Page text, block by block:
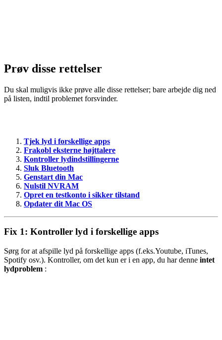
Prøv disse rettelser
Du skal muligvis ikke prøve alle disse rettelser; bare arbejde dig ned
på listen, indtil problemet forsvinder.
Tjek lyd i forskellige apps
Frakobl eksterne højttalere
Kontroller lydindstillingerne
Sluk Bluetooth
Genstart din Mac
Nulstil NVRAM
Opret en testkonto i sikker tilstand
Opdater dit Mac OS
Fix 1: Kontroller lyd i forskellige apps
Sørg for at afspille lyd på forskellige apps (f.eks.Youtube, iTunes,
Spotify osv.). Kontroller, om det kun er i en app, du har denne intet
lydproblem :